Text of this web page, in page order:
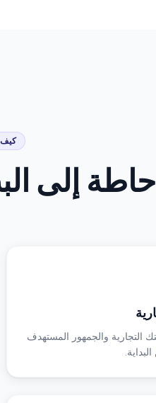
إلى
التجارية والجمهور المستهدف